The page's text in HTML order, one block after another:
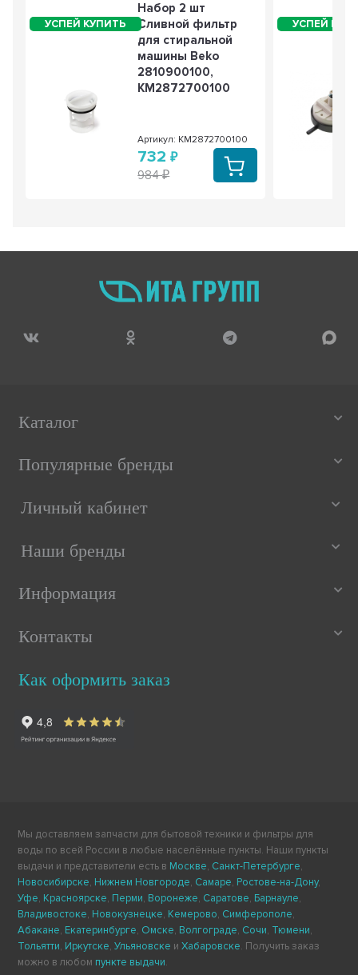
Набор 2 шт
Сливной фильтр
для стиральной
машины Beko
2810900100,
KM2872700100
Артикул: KM2872700100
732
984
Каталог
Популярные бренды
Личный кабинет
Наши бренды
Информация
Контакты
Как оформить заказ
Мы доставляем запчасти для бытовой техники и фильтры для
воды по всей России в любые населённые пункты. Наши пункты
выдачи и представители есть в Москве, Санкт-Петербурге,
Новосибирске, Нижнем Новгороде, Самаре, Ростове-на-Дону,
Уфе, Красноярске, Перми, Воронеже, Саратове, Барнауле,
Владивостоке, Новокузнецке, Кемерово, Симферополе,
Абакане, Екатеринбурге, Омске, Волгограде, Сочи, Тюмени,
Тольятти, Иркутске,Ульяновске иХабаровске. Получить заказ
можно в любом пункте выдачи.